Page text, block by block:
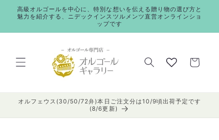
ンツに
進む
高級オルゴールを中心に、特別な想いを伝える贈り物の選び方と
魅力を紹介する、ニデックインスツルメンツ直営オンラインショ
ップです
ー
オルフェウス(30/50/72弁)本日ご注文分は10/9頃出荷予定です
(8/6更新)